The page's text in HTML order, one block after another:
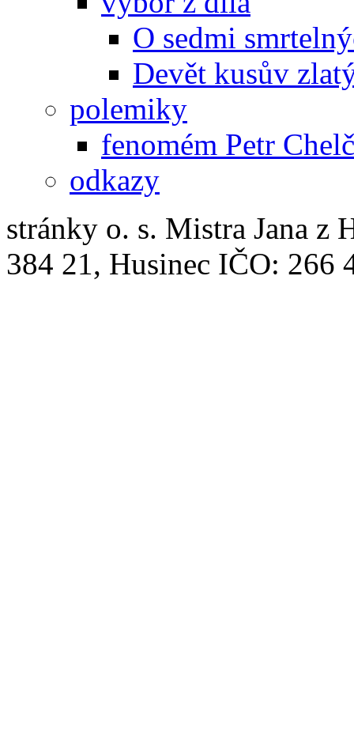
O sedmi
Devět kusův
polemiky
fenomém Petr
odkazy
stránky o. s. Mistra Jana z
384 21, Husinec IČO: 266